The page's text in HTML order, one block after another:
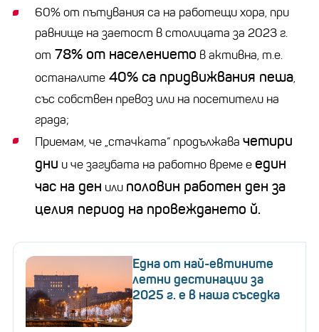
60% от пътувания са на работещи хора, при
равнище на заетост в столицата за 2023 г.
от 78% от населението в активна, т.е.
останалите 40% са придвижвания пеша,
със собствен превоз или на посетители на
града;
Приемам, че „стачката“ продължава четири
дни и че загубата на работно време еедин
час на ден или половин работен ден за
целия период на провеждането й.
Една от най-евтините
летни дестинации за
2025 г. е в наша съседка